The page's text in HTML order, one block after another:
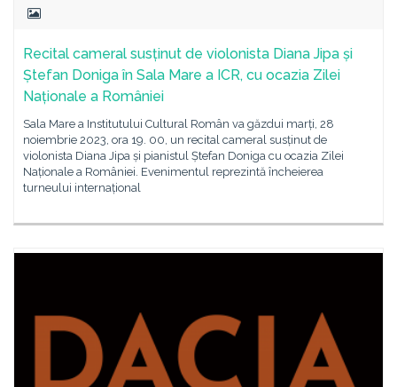
Recital cameral susținut de violonista Diana Jipa și
Ștefan Doniga în Sala Mare a ICR, cu ocazia Zilei
Naționale a României
Sala Mare a Institutului Cultural Român va găzdui marți, 28
noiembrie 2023, ora 19. 00, un recital cameral susținut de
violonista Diana Jipa și pianistul Ștefan Doniga cu ocazia Zilei
Naționale a României. Evenimentul reprezintă încheierea
turneului internațional